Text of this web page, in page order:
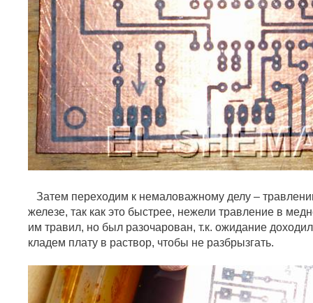
Затем переходим к немаловажному делу –
железе, так как это быстрее, нежели травление в
им травил, но был разочарован, т.к. ожидание
кладем плату в раствор, чтобы не разбрызгать.